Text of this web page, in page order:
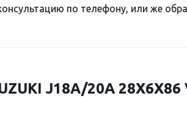
по телефону, или же
J18A/20A 28X6X86